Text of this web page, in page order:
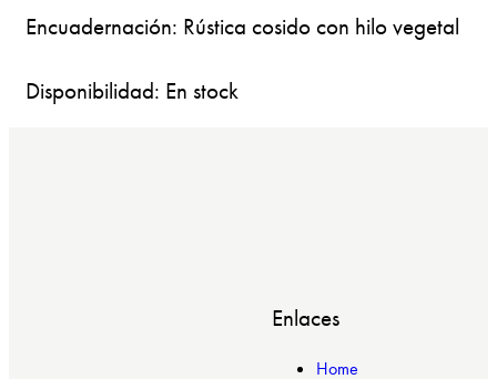
Encuadernación: Rústica cosido con hilo vegetal
Disponibilidad: En stock
Enlaces
Home